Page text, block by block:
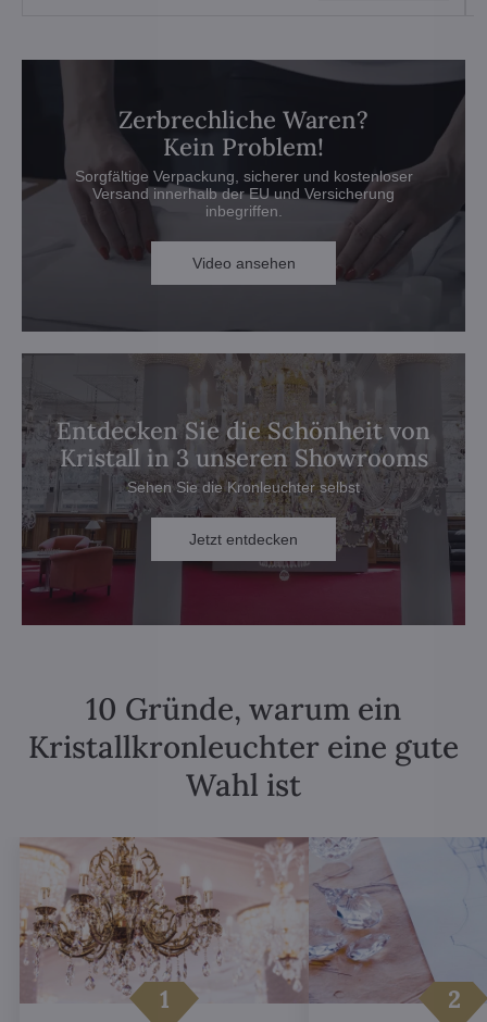
Zerbrechliche Waren?
Kein Problem!
Sorgfältige Verpackung, sicherer und kostenloser
Versand innerhalb der EU und Versicherung
inbegriffen.
Video ansehen
Entdecken Sie die Schönheit von
Kristall in 3 unseren Showrooms
Sehen Sie die Kronleuchter selbst
Jetzt entdecken
10 Gründe, warum ein
Kristallkronleuchter eine gute
Wahl ist